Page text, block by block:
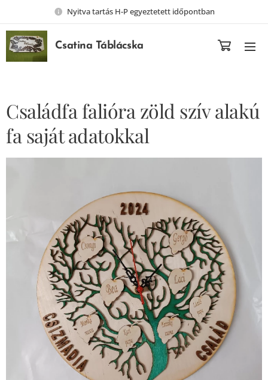
Nyitva tartás H-P egyeztetett időpontban
Csatina Táblácska
Családfa falióra zöld szív alakú
fa saját adatokkal